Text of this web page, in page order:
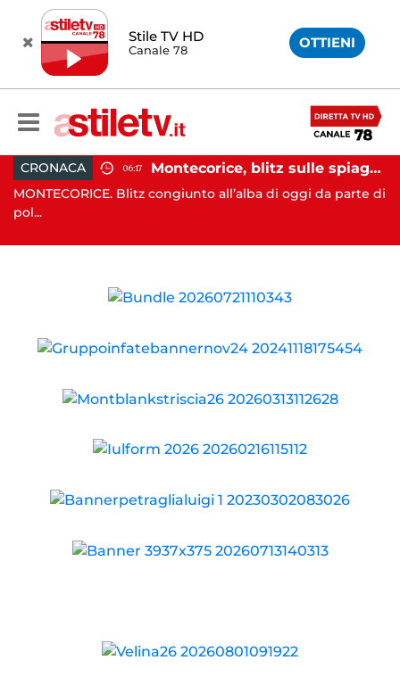
Stile TV HD
Canale 78 OTTIENI
CRONACA 06:17 Montecorice, blitz sulle spiagge libere: sequestrati oltre 300 ombrelloni e lettini lasciati sull’arenile
MONTECORICE. Blitz congiunto all’alba di oggi da parte di
pol...